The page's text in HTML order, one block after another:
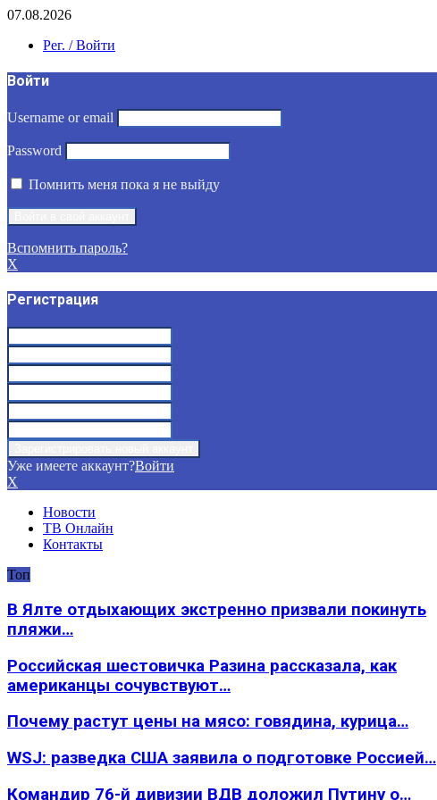
07.08.2026
Рег. / Войти
Войти
Username or email
Password
Помнить меня пока я не выйду
Вспомнить пароль?
X
Регистрация
Уже имеете аккаунт?Войти
X
Новости
ТВ Онлайн
Контакты
Топ
В Ялте отдыхающих экстренно призвали покинуть
пляжи…
Российская шестовичка Разина рассказала, как
американцы сочувствуют…
Почему растут цены на мясо: говядина, курица…
WSJ: разведка США заявила о подготовке Россией…
Командир 76-й дивизии ВДВ доложил Путину о…